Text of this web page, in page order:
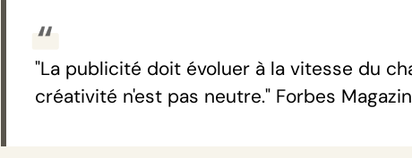
"La publicité doit évoluer à la vitesse du
créativité n'est pas neutre." Forbes